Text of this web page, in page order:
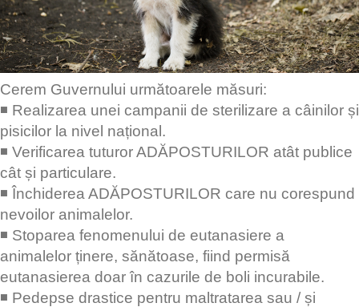
Cerem Guvernului următoarele măsuri:
◾ Realizarea unei campanii de sterilizare a câinilor și
pisicilor la nivel național.
◾ Verificarea tuturor ADĂPOSTURILOR atât publice
cât și particulare.
◾ Închiderea ADĂPOSTURILOR care nu corespund
nevoilor animalelor.
◾ Stoparea fenomenului de eutanasiere a
animalelor ținere, sănătoase, fiind permisă
eutanasierea doar în cazurile de boli incurabile.
◾ Pedepse drastice pentru maltratarea sau / și